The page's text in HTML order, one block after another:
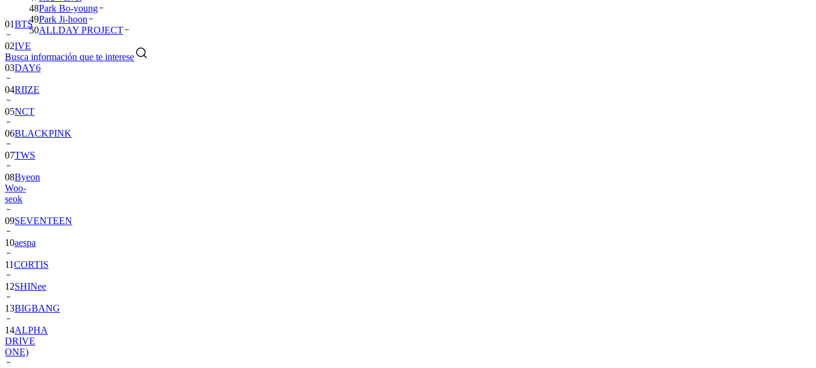
48Park Bo-young
49Park Ji-hoon
50ALLDAY PROJECT
Busca información que te interese
01BTS
02IVE
03DAY6
04RIIZE
05NCT
06BLACKPINK
07TWS
08Byeon
Woo-
seok
09SEVENTEEN
10aespa
11CORTIS
12SHINee
13BIGBANG
14ALPHA
DRIVE
ONE)